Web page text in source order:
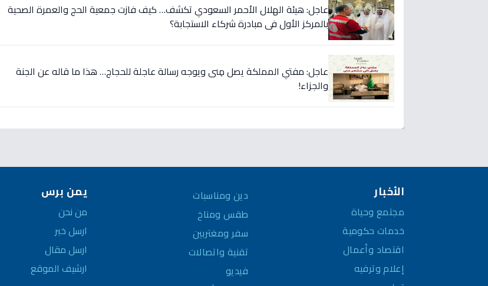
عاجل: هيئة الهلال الأحمر السعودي تكشف… كيف فازت جمعية الحج والعمرة الصحية
بالمركز الأول في مبادرة شركاء الاستجابة؟
عاجل: مفتي المملكة يصل مِنى ويوجه رسالة عاجلة للحجاج… هذا ما قاله عن الجنة
والجزاء!
الأخبار
مجتمع وحياة
خدمات حكومية
اقتصاد وأعمال
إعلام وترفيه
دين ومناسبات
طقس ومناخ
سفر ومغتربين
تقنية واتصالات
فيديو
يمن برس
من نحن
ارسل خبر
ارسل مقال
ارشيف الموقع